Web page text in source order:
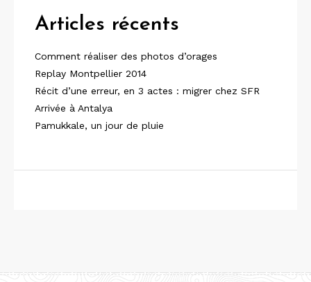
Articles récents
Comment réaliser des photos d’orages
Replay Montpellier 2014
Récit d’une erreur, en 3 actes : migrer chez SFR
Arrivée à Antalya
Pamukkale, un jour de pluie